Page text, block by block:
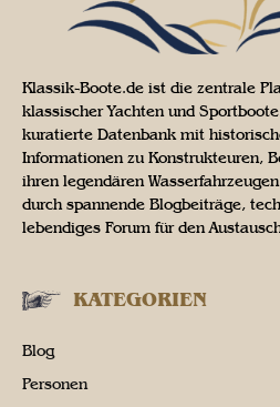
Klassik-Boote.de ist die zentrale
klassischer Yachten und
kuratierte Datenbank mit
Informationen zu Konstrukteuren,
ihren legendären
durch spannende Blogbeiträge,
lebendiges Forum für den
KATEGORIEN
Blog
Personen